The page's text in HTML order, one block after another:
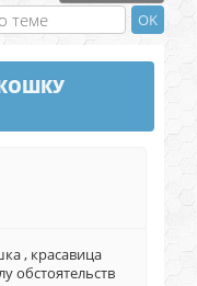
, красавица
обстоятельств